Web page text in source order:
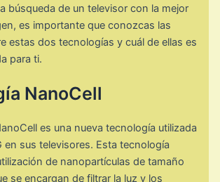
búsqueda de un televisor con la mejor
es importante que conozcas las
estas dos tecnologías y cuál de ellas es
para ti.
NanoCell
es una nueva tecnología utilizada
en sus televisores. Esta tecnología
de nanopartículas de tamaño
se encargan de filtrar la luz y los